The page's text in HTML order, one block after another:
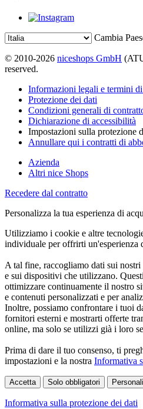
Cambia
© 2010-2026 niceshops GmbH
reserved.
Informazioni legali e termini
Protezione dei dati
Condizioni generali di
Dichiarazione di accessibilità
Impostazioni sulla protezione
Annullare qui i contratti di
Azienda
Altri nice Shops
Recedere dal contratto
Personalizza la tua esperienza di
Utilizziamo i cookie e altre
individuale per offrirti un'esperienza
A tal fine, raccogliamo dati sui
e sui dispositivi che utilizzano.
ottimizzare continuamente il nostro
e contenuti personalizzati e per
Inoltre, possiamo confrontare i tuoi
fornitori esterni e mostrarti offerte
online, ma solo se utilizzi già i loro
Prima di dare il tuo consenso, ti
impostazioni e la nostra Informativa
Accetta Solo obbligatori
Informativa sulla protezione dei dati